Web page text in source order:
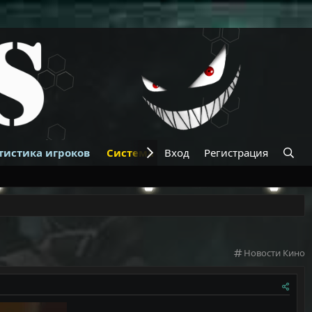
игроков Система банов Купить VIP
Вход Регистрация
К
т
Новости Кино